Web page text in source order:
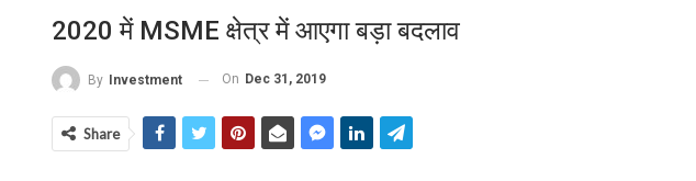
2020 में MSME क्षेत्र में आएगा बड़ा बदलाव
By Investment On Dec 31, 2019
Share